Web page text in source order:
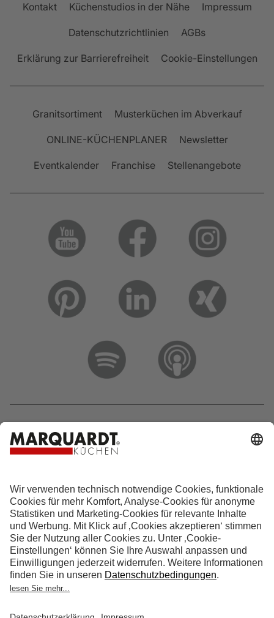
Kontakt Küchenstudios in der Nähe Impressum
Datenschutzrichtlinien AGBs
Erklärung zur Barrierefreiheit Cookie-Einstellungen
Granitsortiment Musterküchen im Abverkauf
ONLINE-KÜCHENPLANER Newsletter
Eventkalender Franchise Stellenangebote
Hotline 0800 133 133 0
info@marquardt-kuechen.de
4.9Sterne aus4153Bewertungen